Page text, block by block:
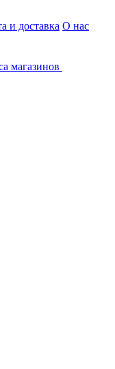
и доставка О нас
магазинов